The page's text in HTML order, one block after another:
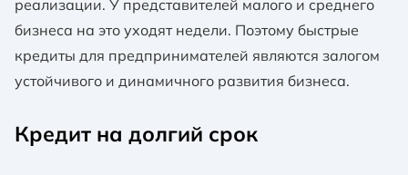
реализации. У представителей малого и среднего
бизнеса на это уходят недели. Поэтому быстрые
кредиты для предпринимателей являются залогом
устойчивого и динамичного развития бизнеса.
Кредит на долгий срок